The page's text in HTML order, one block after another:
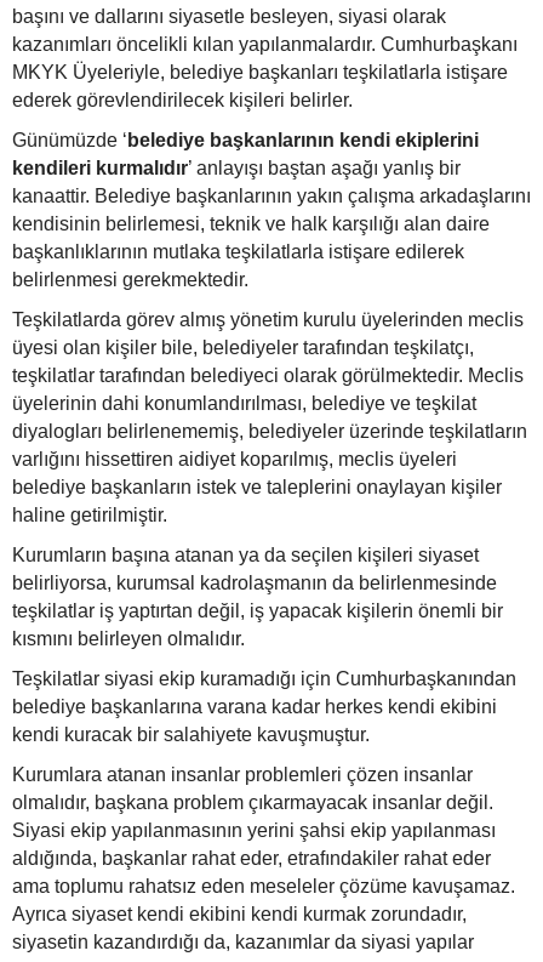
başını ve dallarını siyasetle besleyen, siyasi olarak
kazanımları öncelikli kılan yapılanmalardır. Cumhurbaşkanı
MKYK Üyeleriyle, belediye başkanları teşkilatlarla istişare
ederek görevlendirilecek kişileri belirler.
Günümüzde ‘ belediye başkanlarının kendi ekiplerini
kendileri kurmalıdır’ anlayışı baştan aşağı yanlış bir
kanaattir. Belediye başkanlarının yakın çalışma arkadaşlarını
kendisinin belirlemesi, teknik ve halk karşılığı alan daire
başkanlıklarının mutlaka teşkilatlarla istişare edilerek
belirlenmesi gerekmektedir.
Teşkilatlarda görev almış yönetim kurulu üyelerinden meclis
üyesi olan kişiler bile, belediyeler tarafından teşkilatçı,
teşkilatlar tarafından belediyeci olarak görülmektedir. Meclis
üyelerinin dahi konumlandırılması, belediye ve teşkilat
diyalogları belirlenememiş, belediyeler üzerinde teşkilatların
varlığını hissettiren aidiyet koparılmış, meclis üyeleri
belediye başkanların istek ve taleplerini onaylayan kişiler
haline getirilmiştir.
Kurumların başına atanan ya da seçilen kişileri siyaset
belirliyorsa, kurumsal kadrolaşmanın da belirlenmesinde
teşkilatlar iş yaptırtan değil, iş yapacak kişilerin önemli bir
kısmını belirleyen olmalıdır.
Teşkilatlar siyasi ekip kuramadığı için Cumhurbaşkanından
belediye başkanlarına varana kadar herkes kendi ekibini
kendi kuracak bir salahiyete kavuşmuştur.
Kurumlara atanan insanlar problemleri çözen insanlar
olmalıdır, başkana problem çıkarmayacak insanlar değil.
Siyasi ekip yapılanmasının yerini şahsi ekip yapılanması
aldığında, başkanlar rahat eder, etrafındakiler rahat eder
ama toplumu rahatsız eden meseleler çözüme kavuşamaz.
Ayrıca siyaset kendi ekibini kendi kurmak zorundadır,
siyasetin kazandırdığı da, kazanımlar da siyasi yapılar